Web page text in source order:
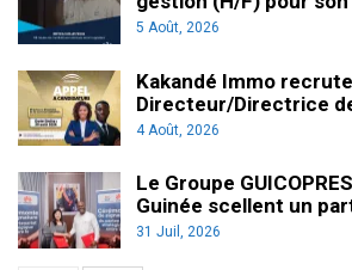
5 Août, 2026
Kakandé Immo
Directeur/Directrice
4 Août, 2026
Le Groupe
Guinée scellent un
31 Juil, 2026